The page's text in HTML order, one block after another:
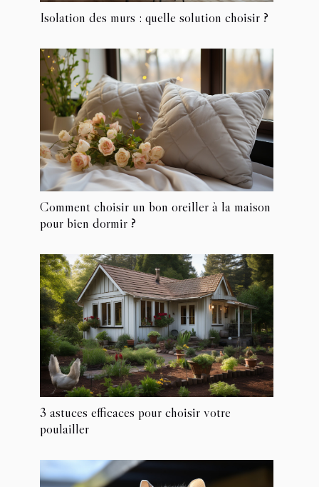
Isolation des murs : quelle solution choisir ?
Comment choisir un bon oreiller à la maison
pour bien dormir ?
3 astuces efficaces pour choisir votre
poulailler